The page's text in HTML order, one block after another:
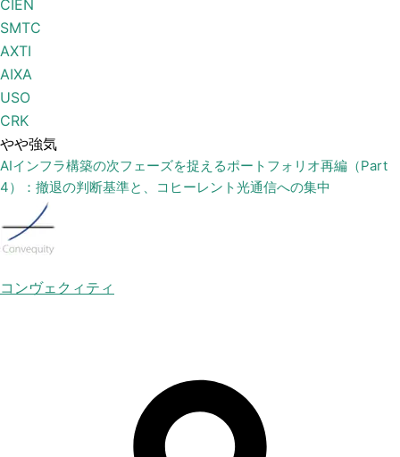
CIEN
SMTC
AXTI
AIXA
USO
CRK
やや強気
AIインフラ構築の次フェーズを捉えるポートフォリオ再編（Part
4）：撤退の判断基準と、コヒーレント光通信への集中
コンヴェクィティ